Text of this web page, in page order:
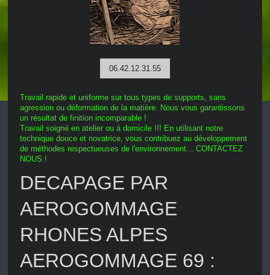
06.42.12.31.55
Travail rapide et uniforme sur tous types de supports, sans
agression ou déformation de la matière. Nous vous garantissons
un résultat de finition incomparable !
Travail soigné en atelier ou à domicile !!! En utilisant notre
technique douce et novatrice, vous contribuez au développement
de méthodes respectueuses de l'environnement... CONTACTEZ
NOUS !
DECAPAGE PAR
AEROGOMMAGE
RHONES ALPES
AEROGOMMAGE 69 :